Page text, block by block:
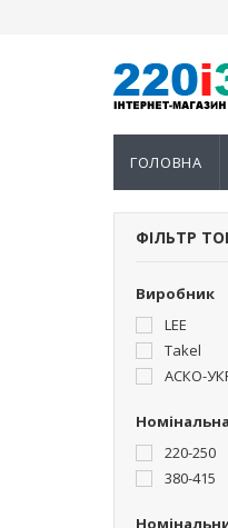
ГОЛОВНА
ФІЛЬТР
Виробник
LEE
Takel
АСКО-
220-250
380-415